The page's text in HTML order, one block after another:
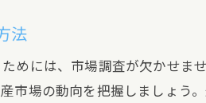
市場価格
法
めには、市場調査が欠かせま
市場の動向を把握しましょう